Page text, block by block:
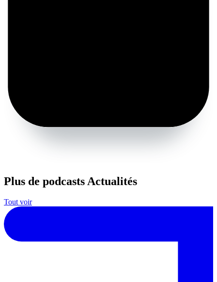
Plus de podcasts Actualités
Tout voir